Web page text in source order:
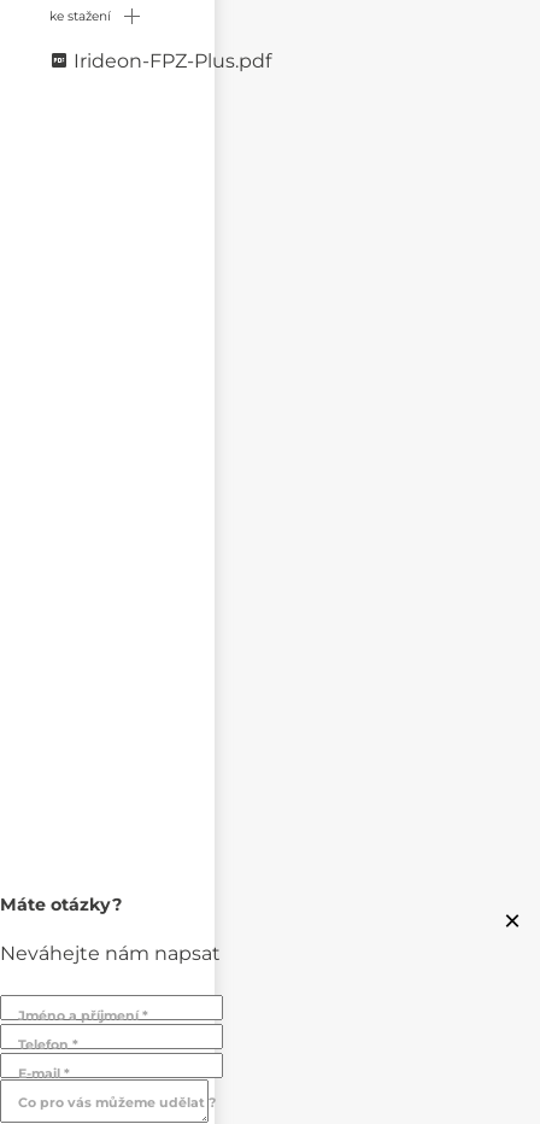
ke stažení
Irideon-FPZ-Plus.pdf
×
Máte otázky?
Neváhejte nám napsat
Jméno a příjmení *
Telefon *
E-mail *
Co pro vás můžeme udělat ?